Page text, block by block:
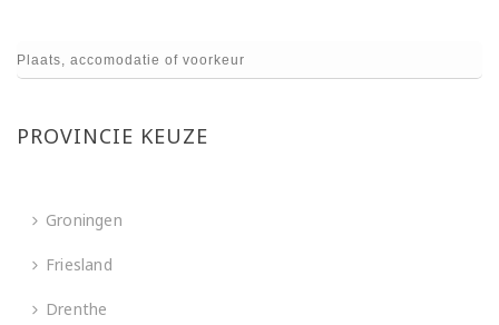
PROVINCIE KEUZE
Groningen
Friesland
Drenthe